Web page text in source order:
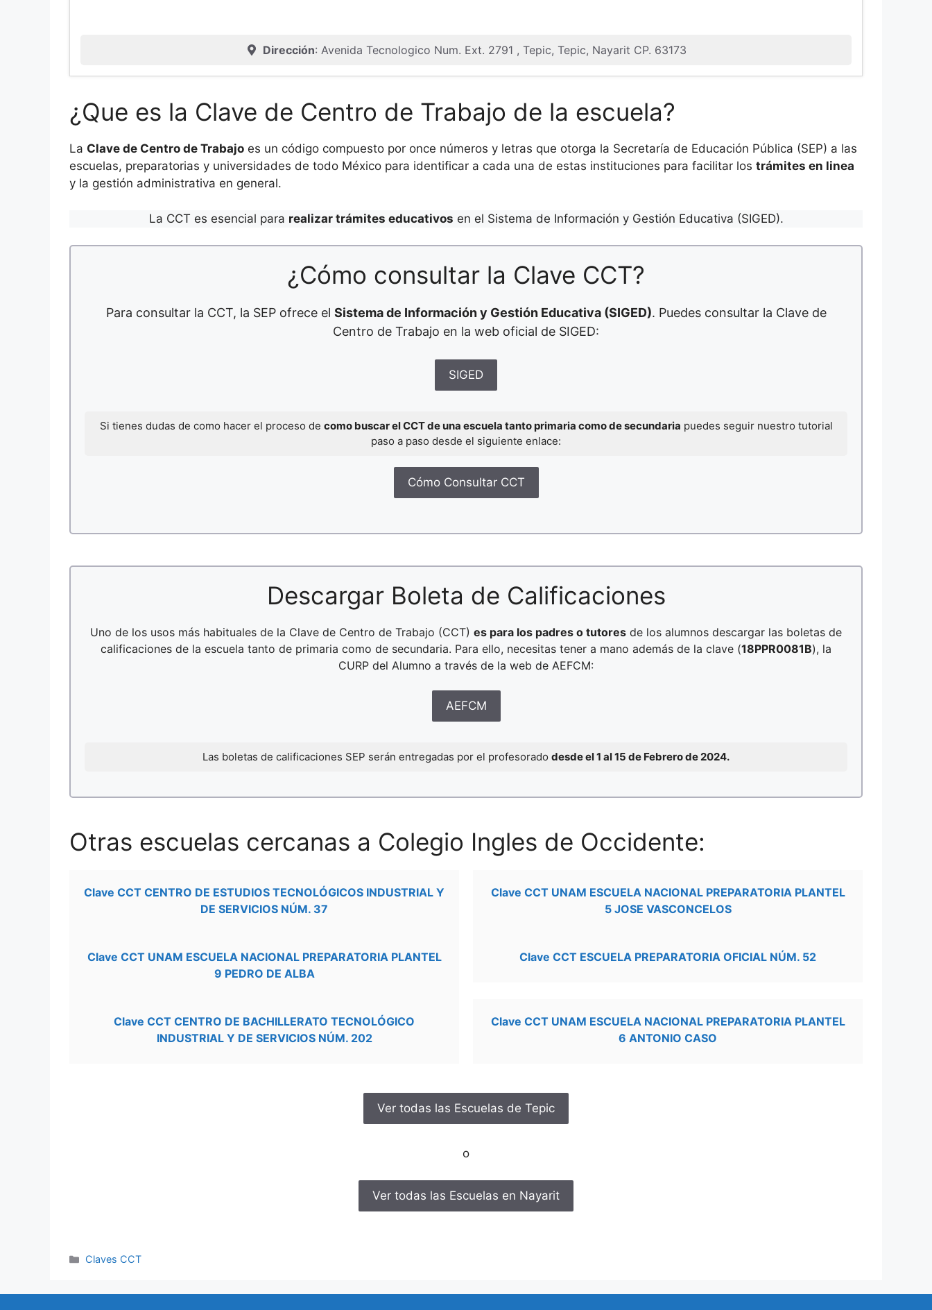
Dirección: Avenida Tecnologico Num. Ext. 2791 , Tepic, Tepic, Nayarit CP. 63173
¿Que es la Clave de Centro de Trabajo de la escuela?
La Clave de Centro de Trabajo es un código compuesto por once números y letras que otorga la Secretaría de Educación Pública (SEP) a las
escuelas, preparatorias y universidades de todo México para identificar a cada una de estas instituciones para facilitar los trámites en linea
y la gestión administrativa en general.
La CCT es esencial para realizar trámites educativos en el Sistema de Información y Gestión Educativa (SIGED).
¿Cómo consultar la Clave CCT?
Para consultar la CCT, la SEP ofrece el Sistema de Información y Gestión Educativa (SIGED). Puedes consultar la Clave de
Centro de Trabajo en la web oficial de SIGED:
SIGED
Si tienes dudas de como hacer el proceso de como buscar el CCT de una escuela tanto primaria como de secundaria puedes seguir nuestro tutorial
paso a paso desde el siguiente enlace:
Cómo Consultar CCT
Descargar Boleta de Calificaciones
Uno de los usos más habituales de la Clave de Centro de Trabajo (CCT) es para los padres o tutores de los alumnos descargar las boletas de
calificaciones de la escuela tanto de primaria como de secundaria. Para ello, necesitas tener a mano además de la clave (18PPR0081B), la
CURP del Alumno a través de la web de AEFCM:
AEFCM
Las boletas de calificaciones SEP serán entregadas por el profesorado desde el 1 al 15 de Febrero de 2024.
Otras escuelas cercanas a Colegio Ingles de Occidente:
Clave CCT CENTRO DE ESTUDIOS TECNOLÓGICOS INDUSTRIAL Y
DE SERVICIOS NÚM. 37
Clave CCT UNAM ESCUELA NACIONAL PREPARATORIA PLANTEL
5 JOSE VASCONCELOS
Clave CCT UNAM ESCUELA NACIONAL PREPARATORIA PLANTEL
9 PEDRO DE ALBA
Clave CCT ESCUELA PREPARATORIA OFICIAL NÚM. 52
Clave CCT CENTRO DE BACHILLERATO TECNOLÓGICO
INDUSTRIAL Y DE SERVICIOS NÚM. 202
Clave CCT UNAM ESCUELA NACIONAL PREPARATORIA PLANTEL
6 ANTONIO CASO
Ver todas las Escuelas de Tepic
o
Ver todas las Escuelas en Nayarit
Categorías
Claves CCT